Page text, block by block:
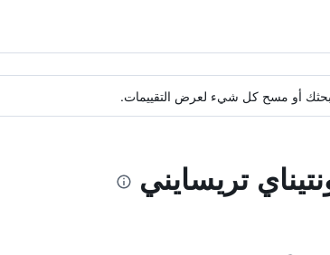
بحثك أو مسح كل شيء لعرض التقييمات.
تريسايني